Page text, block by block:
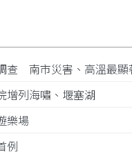
查 南市災害、高溫最
列海嘯、堰塞湖
樂場
例